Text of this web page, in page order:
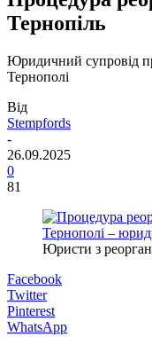
Тернопіль
Юридичний супровід
Тернополі
Від
Stempfords
-
26.09.2025
0
81
Юристи з
Facebook
Twitter
Pinterest
WhatsApp